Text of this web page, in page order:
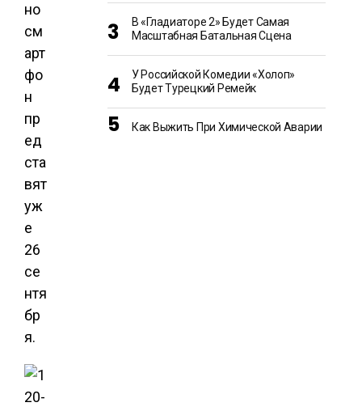
но
см
арт
фо
н
пр
ед
ста
вят
уж
е
26
се
нтя
бр
я.
В «Гладиаторе 2» Будет Самая
Масштабная Батальная Сцена
У Российской Комедии «Холоп»
Будет Турецкий Ремейк
Как Выжить При Химической Аварии